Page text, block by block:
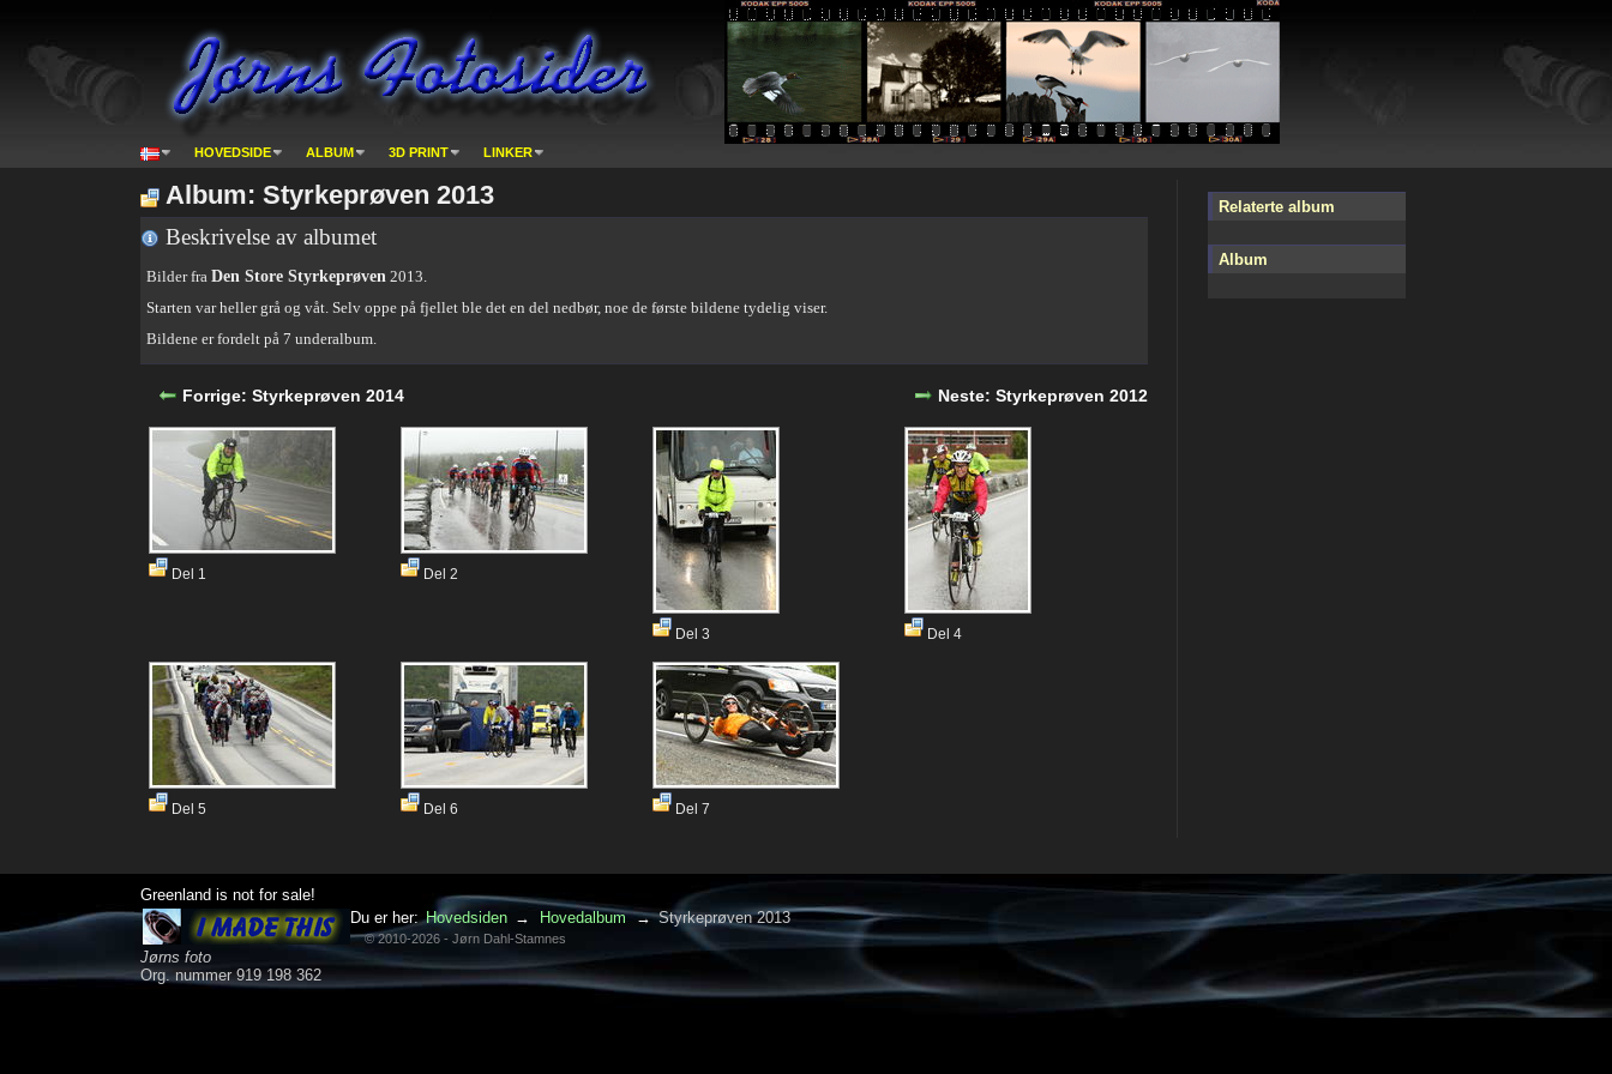
HOVEDSIDE ALBUM 3D PRINT LINKER
Album: Styrkeprøven 2013
Beskrivelse av albumet
Bilder fra Den Store Styrkeprøven 2013.
Starten var heller grå og våt. Selv oppe på fjellet ble det en del nedbør, noe de første bildene tydelig viser.
Bildene er fordelt på 7 underalbum.
Forrige: Styrkeprøven 2014 Neste: Styrkeprøven 2012
Del 1 Del 2
Del 3 Del 4
Del 5 Del 6 Del 7
Relaterte album
Album
Greenland is not for sale!
Jørns foto
Org. nummer 919 198 362
Du er her:Hovedsiden → Hovedalbum →Styrkeprøven 2013
© 2010-2026 - Jørn Dahl-Stamnes